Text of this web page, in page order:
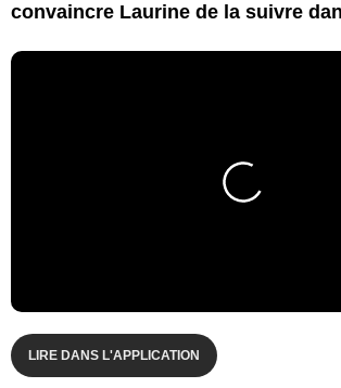
convaincre Laurine de la suivre
LIRE DANS L'APPLICATION